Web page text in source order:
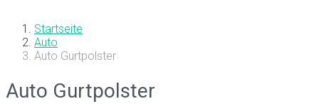
Startseite
Auto
Auto Gurtpolster
Auto Gurtpolster